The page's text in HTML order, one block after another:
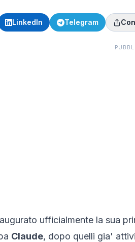
LinkedIn Telegram
ufficialmente la sua
Claude, dopo quelli gia'